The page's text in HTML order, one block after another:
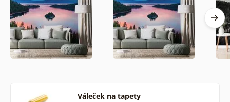
Váleček na tapety